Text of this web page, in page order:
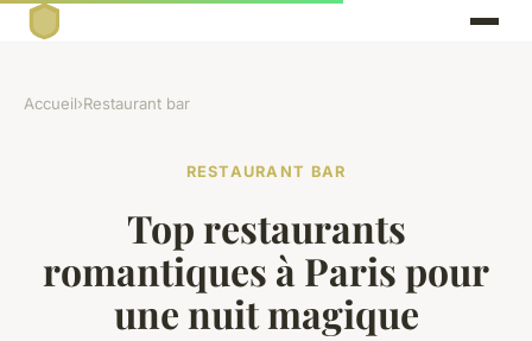
Accueil›Restaurant bar
RESTAURANT BAR
Top restaurants
romantiques à Paris pour
une nuit magique